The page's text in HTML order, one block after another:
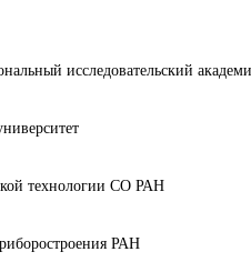
исследовательский
технологии СО РАН
РАН